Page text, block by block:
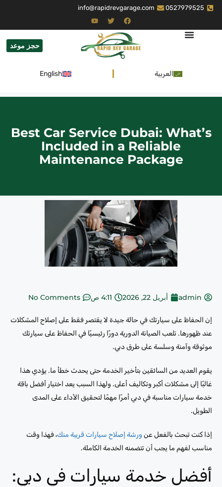
0527979525
info@rapidrevgarage.com
حجز موعد
العربية English
Best Car Service Dubai: What’s
Included in a Reliable
Maintenance Package
admin أبريل 22, 2026 4:11 ص No Comments
إن الحفاظ على سيارتك في حالة جيدة لا يقتصر فقط على إصلاح المشكلات
عند ظهورها. تلعب الصيانة الدورية دورًا رئيسيًا في الحفاظ على سيارتك
موثوقة وآمنة وسلسة على طرق دبي.
يقوم العديد من السائقين بتأخير الخدمة حتى يحدث خطأ ما. يؤدي هذا
غالبًا إلى مشكلات أكبر وتكاليف أعلى. ولهذا السبب يعد اختيار أفضل باقة
خدمة سيارات مناسبة في دبي أمرًا مهمًا لتحقيق الأداء على المدى
الطويل.
إذا كنت تبحث بالفعل عن ورشة إصلاح سيارات قريبة منك، فهذا وقت
مناسب لفهم ما يجب أن تتضمنه الخدمة الكاملة.
أفضل خدمة سيارات في دبي: